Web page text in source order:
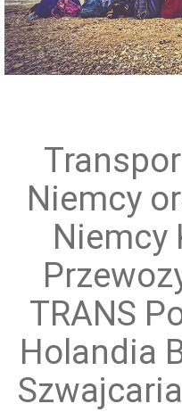
Przewóz
Niemcy
Niemcy
TRANS
Holandia